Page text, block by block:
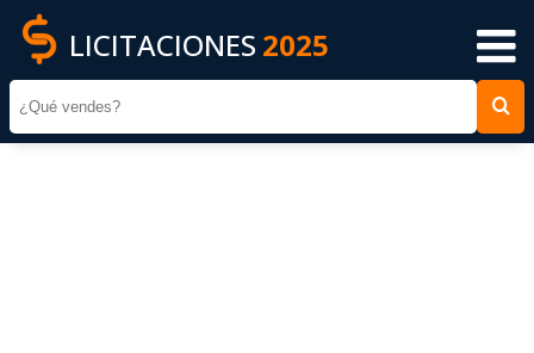
LICITACIONES 2025